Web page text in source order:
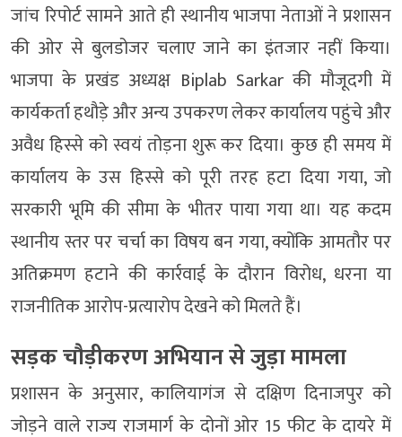
जांच रिपोर्ट सामने आते ही स्थानीय भाजपा नेताओं ने प्रशासन
की ओर से बुलडोजर चलाए जाने का इंतजार नहीं किया।
भाजपा के प्रखंड अध्यक्ष Biplab Sarkar की मौजूदगी में
कार्यकर्ता हथौड़े और अन्य उपकरण लेकर कार्यालय पहुंचे और
अवैध हिस्से को स्वयं तोड़ना शुरू कर दिया। कुछ ही समय में
कार्यालय के उस हिस्से को पूरी तरह हटा दिया गया, जो
सरकारी भूमि की सीमा के भीतर पाया गया था। यह कदम
स्थानीय स्तर पर चर्चा का विषय बन गया, क्योंकि आमतौर पर
अतिक्रमण हटाने की कार्रवाई के दौरान विरोध, धरना या
राजनीतिक आरोप-प्रत्यारोप देखने को मिलते हैं।
सड़क चौड़ीकरण अभियान से जुड़ा मामला
प्रशासन के अनुसार, कालियागंज से दक्षिण दिनाजपुर को
जोड़ने वाले राज्य राजमार्ग के दोनों ओर 15 फीट के दायरे में